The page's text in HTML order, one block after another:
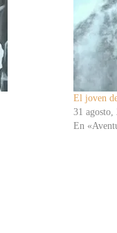
El joven
31 agosto,
En